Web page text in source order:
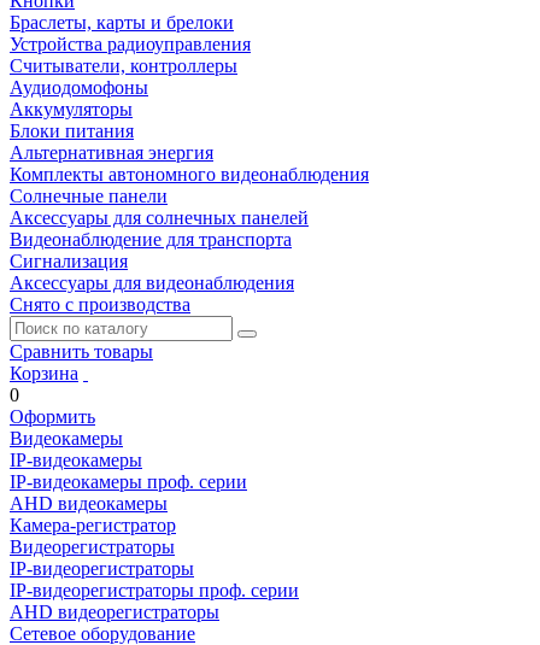
Браслеты, карты и брелоки
Устройства радиоуправления
Считыватели, контроллеры
Аудиодомофоны
Аккумуляторы
Блоки питания
Альтернативная энергия
Комплекты автономного видеонаблюдения
Солнечные панели
Аксессуары для солнечных панелей
Видеонаблюдение для транспорта
Сигнализация
Аксессуары для видеонаблюдения
Снято с производства
Сравнить товары
Корзина
0
Оформить
Видеокамеры
IP-видеокамеры
IP-видеокамеры проф. серии
AHD видеокамеры
Камера-регистратор
Видеорегистраторы
IP-видеорегистраторы
IP-видеорегистраторы проф. серии
AHD видеорегистраторы
Сетевое оборудование